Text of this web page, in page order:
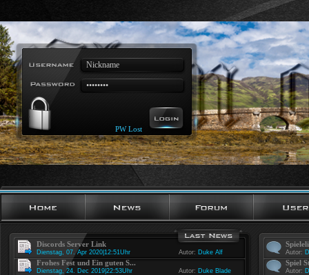
PW Lost
Discords Server Link
Dienstag, 07. Apr 2020|12:51Uhr Autor: Duke Alf
Frohes Fest und Ein guten S...
Dienstag, 24. Dec 2019|22:53Uhr Autor: Duke Blade
Autor:
Spiel
Autor: